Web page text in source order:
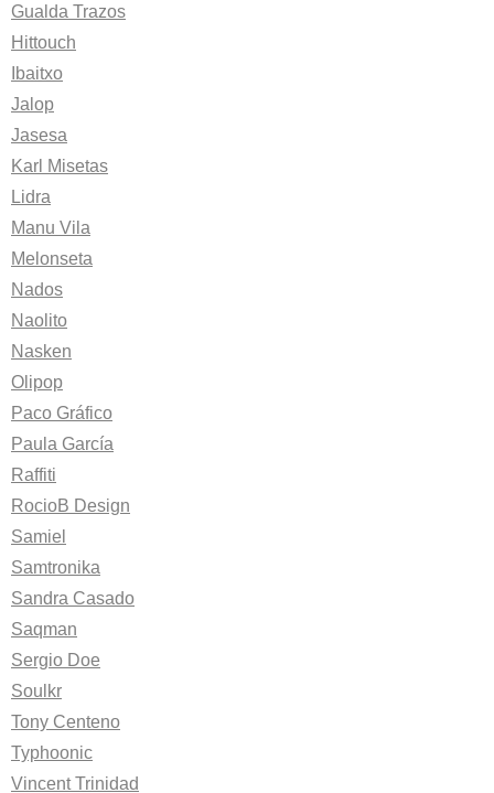
Gualda Trazos
Hittouch
Ibaitxo
Jalop
Jasesa
Karl Misetas
Lidra
Manu Vila
Melonseta
Nados
Naolito
Nasken
Olipop
Paco Gráfico
Paula García
Raffiti
RocioB Design
Samiel
Samtronika
Sandra Casado
Saqman
Sergio Doe
Soulkr
Tony Centeno
Typhoonic
Vincent Trinidad